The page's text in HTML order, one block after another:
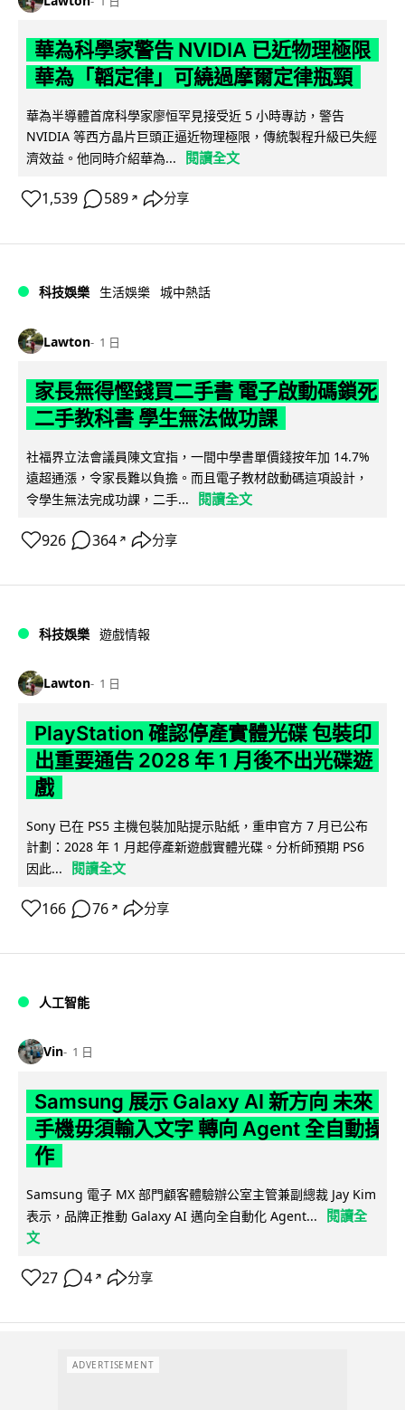
華為科學家警告 NVIDIA 已近物理極限
華為「韜定律」可繞過摩爾定律瓶頸
華為半導體首席科學家廖恒罕見接受近 5 小時專訪，警告
NVIDIA 等西方晶片巨頭正逼近物理極限，傳統製程升級已失經
濟效益。他同時介紹華為...
閱讀全文
1,539 589 ↗ 分享
科技娛樂 生活娛樂 城中熱話
Lawton 1 日
家長無得慳錢買二手書 電子啟動碼鎖死
二手教科書 學生無法做功課
社福界立法會議員陳文宜指，一間中學書單價錢按年加 14.7%
遠超通漲，令家長難以負擔。而且電子教材啟動碼這項設計，
令學生無法完成功課，二手...
閱讀全文
926 364 ↗ 分享
科技娛樂 遊戲情報
Lawton 1 日
PlayStation 確認停產實體光碟 包裝印
出重要通告 2028 年 1 月後不出光碟遊
戲
Sony 已在 PS5 主機包裝加貼提示貼紙，重申官方 7 月已公布
計劃：2028 年 1 月起停產新遊戲實體光碟。分析師預期 PS6
因此...
閱讀全文
166 76 ↗ 分享
人工智能
Vin 1 日
Samsung 展示 Galaxy AI 新方向 未來
手機毋須輸入文字 轉向 Agent 全自動操
作
Samsung 電子 MX 部門顧客體驗辦公室主管兼副總裁 Jay Kim
表示，品牌正推動 Galaxy AI 邁向全自動化 Agent...
閱讀全
文
27 4 ↗ 分享
ADVERTISEMENT